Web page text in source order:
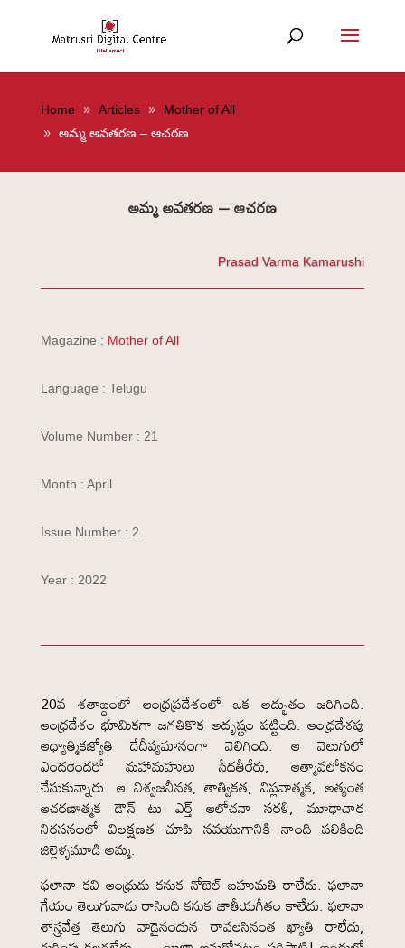
Home Articles
Mother of All
అమ్మ అవతరణ – ఆచరణ
అమ్మ అవతరణ – ఆచరణ
Prasad Varma Kamarushi
Magazine : Mother of All
Language : Telugu
Volume Number : 21
Month : April
Issue Number : 2
Year : 2022
20వ శతాబ్దంలో ఆంధ్రప్రదేశంలో ఒక అద్భుతం జరిగింది.
ఆంధ్రదేశం భూమికగా జగతికొక అదృష్టం పట్టింది. ఆంధ్రదేశపు
ఆధ్యాత్మికజ్యోతి దేదీప్యమానంగా వెలిగింది. ఆ వెలుగులో
ఎందరెందరో మహామహులు సేదతీరేరు, ఆత్మావలోకనం
చేసుకున్నారు. ఆ విశ్వజనీనత, తాత్వికత, విప్లవాత్మక, అత్యంత
ఆచరణాత్మక డౌన్ టు ఎర్త్ ఆలోచనా సరళి, మూఢాచార
నిరసనలలో విలక్షణత చూపి నవయుగానికి నాంది పలికింది
జిల్లెళ్ళమూడి అమ్మ.
ఫలానా కవి ఆంధ్రుడు కనుక నోబెల్ బహుమతి రాలేదు. ఫలానా
గేయం తెలుగువాడు రాసింది కనుక జాతీయగీతం కాలేదు. ఫలానా
శాస్త్రవేత్త తెలుగు వాడైనందున రావలసినంత ఖ్యాతి రాలేదు,